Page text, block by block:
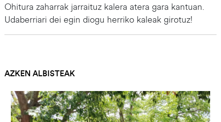
Ohitura zaharrak jarraituz kalera atera gara kantuan.
Udaberriari dei egin diogu herriko kaleak girotuz!
AZKEN ALBISTEAK
Irudia